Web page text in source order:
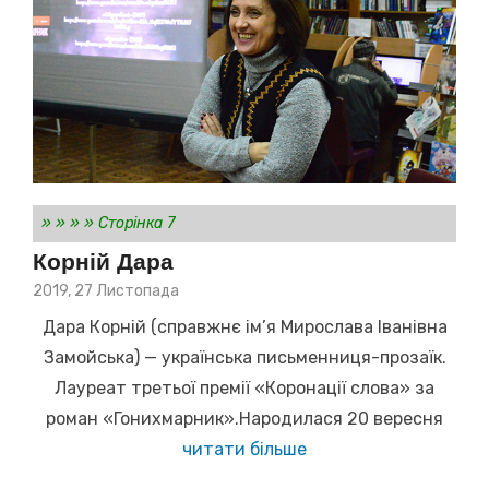
» » » » Сторінка 7
Корній Дара
Posted
2019, 27 Листопада
Дара Корній (справжнє ім’я Мирослава Іванівна
Замойська) — українська письменниця-прозаїк.
Лауреат третьої премії «Коронації слова» за
роман «Гонихмарник».Народилася 20 вересня
читати більше